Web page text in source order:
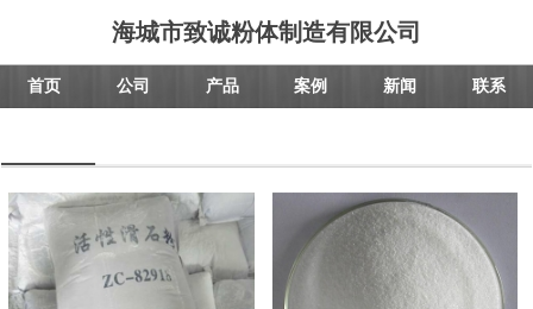
海城市致诚粉体制造有限公司
首页 公司 产品 案例 新闻 联系